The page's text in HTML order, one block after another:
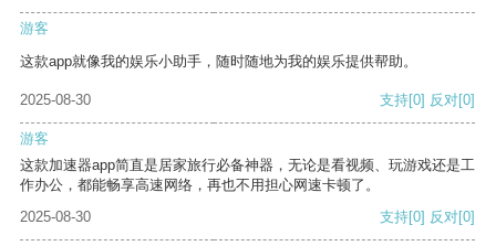
游客
这款app就像我的娱乐小助手，随时随地为我的娱乐提供帮助。
2025-08-30 支持[0] 反对[0]
游客
这款加速器app简直是居家旅行必备神器，无论是看视频、玩游戏还是工
作办公，都能畅享高速网络，再也不用担心网速卡顿了。
2025-08-30
支持[0] 反对[0]